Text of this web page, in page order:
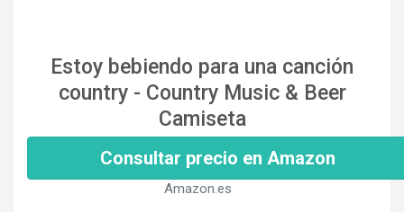
Estoy bebiendo para una canción
country - Country Music & Beer
Camiseta
Consultar precio en Amazon
Amazon.es